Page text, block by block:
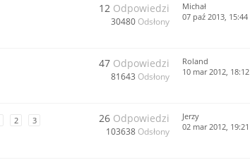
12 Odpowiedzi
30480 Odsłony
Michał
07 paź 2013, 15:44
47 Odpowiedzi
81643 Odsłony
Roland
10 mar 2012, 18:12
2 3 26 Odpowiedzi
103638 Odsłony
Jerzy
02 mar 2012, 19:21